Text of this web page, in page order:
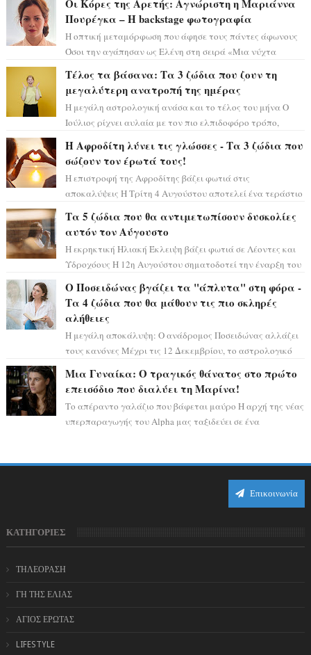
Οι Κόρες της Αρετής: Αγνώριστη η Μαριάννα
Πουρέγκα – H backstage φωτογραφία
Η οπτική μεταμόρφωση που άφησε τους πάντες άφωνους
Όσοι την αγάπησαν ως Ελένη στη σειρά «Μια νύχτα
Τέλος τα βάσανα: Τα 3 ζώδια που ζουν τη
μεγαλύτερη ανατροπή της ημέρας
Η μεγάλη αστρολογική ανάσα και το τέλος του μήνα Ο
Ιούλιος ρίχνει αυλαία με τον πιο ελπιδοφόρο τρόπο,
Η Αφροδίτη λύνει τις γλώσσες - Τα 3 ζώδια που
σώζουν τον έρωτά τους!
Η επιστροφή της Αφροδίτης βάζει φωτιά στις
αποκαλύψεις Η Τρίτη 4 Αυγούστου αποτελεί ένα τεράστιο
Τα 5 ζώδια που θα αντιμετωπίσουν δυσκολίες
αυτόν τον Αύγουστο
Η εκρηκτική Ηλιακή Έκλειψη βάζει φωτιά σε Λέοντες και
Υδροχόους Η 12η Αυγούστου σηματοδοτεί την έναρξη του
Ο Ποσειδώνας βγάζει τα "άπλυτα" στη φόρα -
Τα 4 ζώδια που θα μάθουν τις πιο σκληρές
αλήθειες
Η μεγάλη αποκάλυψη: Ο ανάδρομος Ποσειδώνας αλλάζει
τους κανόνες Μέχρι τις 12 Δεκεμβρίου, το αστρολογικό
Μια Γυναίκα: Ο τραγικός θάνατος στο πρώτο
επεισόδιο που διαλύει τη Μαρίνα!
Το απέραντο γαλάζιο που βάφεται μαύρο Η αρχή της νέας
υπερπαραγωγής του Alpha μας ταξιδεύει σε ένα
Επικοινωνία
ΚΑΤΗΓΟΡΙΕΣ
ΤΗΛΕΟΡΑΣΗ
ΓΗ ΤΗΣ ΕΛΙΑΣ
ΑΓΙΟΣ ΕΡΩΤΑΣ
LIFESTYLE